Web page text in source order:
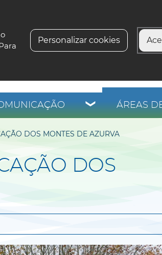
Personalizar cookies
ÁREAS
DOS MONTES DE AZURVA
DOS